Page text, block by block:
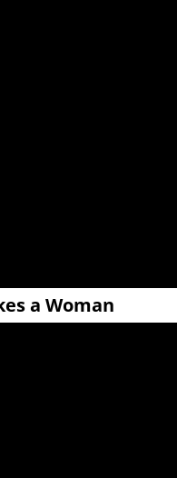
a Woman